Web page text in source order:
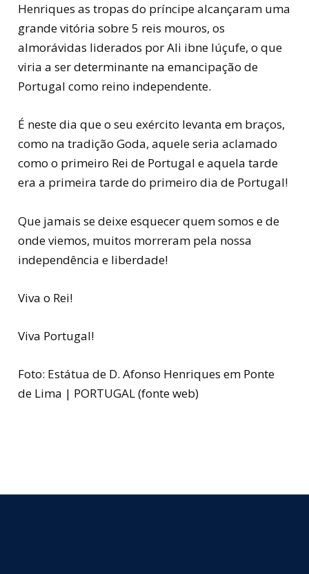
Henriques astropas do príncipe alcançaram uma
grande vitória sobre 5 reis mouros, os
almorávidas liderados por Ali ibne Iúçufe, o que
viria a ser determinante na emancipação de
Portugal como reino independente.
É neste dia que o seu exército levanta em braços,
como na tradição Goda, aquele seria aclamado
como o primeiro Rei de Portugal e aquela tarde
era a primeira tarde do primeiro dia de Portugal!
Que jamais se deixe esquecer quem somos e de
onde viemos, muitos morreram pela nossa
independência e liberdade!
Viva o Rei!
Viva Portugal!
Foto: Estátua de D. Afonso Henriques em Ponte
de Lima | PORTUGAL (fonte web)